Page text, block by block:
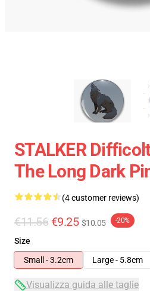
STALKER
The Long Dark
(4 customer reviews)
€11.56 €9.25 $10.05 -20%
Size
Small - 3.2cm
Large - 5.8cm
Visualizza guida alle taglie